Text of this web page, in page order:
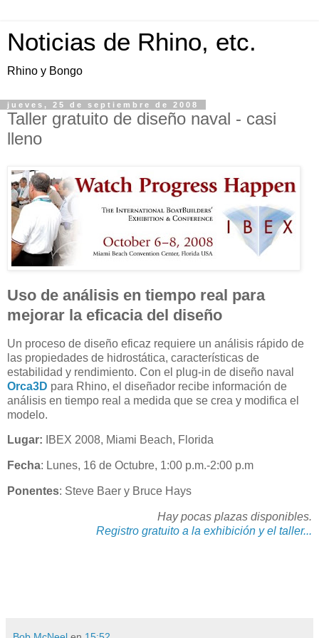
Noticias de Rhino, etc.
Rhino y Bongo
jueves, 25 de septiembre de 2008
Taller gratuito de diseño naval - casi
lleno
Uso de análisis en tiempo real para
mejorar la eficacia del diseño
Un proceso de diseño eficaz requiere un análisis rápido de
las propiedades de hidrostática, características de
estabilidad y rendimiento. Con el plug-in de diseño naval
Orca3D para Rhino, el diseñador recibe información de
análisis en tiempo real a medida que se crea y modifica el
modelo.
Lugar: IBEX 2008, Miami Beach, Florida
Fecha: Lunes, 16 de Octubre, 1:00 p.m.-2:00 p.m
Ponentes: Steve Baer y Bruce Hays
Hay pocas plazas disponibles.
Registro gratuito a la exhibición y el taller...